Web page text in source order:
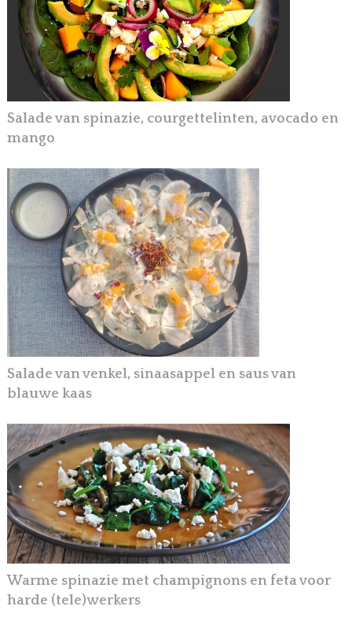
Salade van spinazie, courgettelinten, avocado en
mango
Salade van venkel, sinaasappel en saus van
blauwe kaas
Warme spinazie met champignons en feta voor
harde (tele)werkers